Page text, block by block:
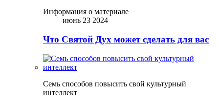
Информация о материале
июнь 23 2024
Что Святой Дух может сделать для вас
Семь способов повысить свой культурный
интеллект